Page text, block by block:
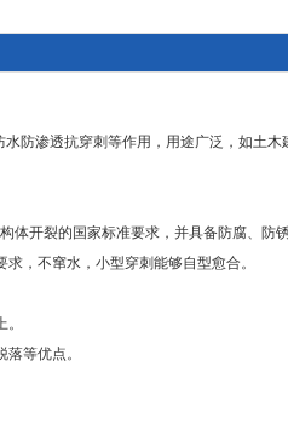
防渗透抗穿刺等作用，用途广泛，如土
体开裂的国家标准要求，并具备防腐、防
，不窜水，小型穿刺能够自型愈合。
等优点。